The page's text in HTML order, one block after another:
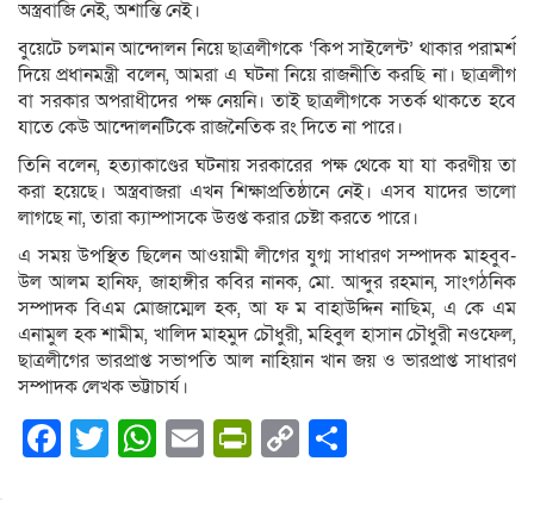
অস্ত্রবাজি নেই, অশান্তি নেই।
বুয়েটে চলমান আন্দোলন নিয়ে ছাত্রলীগকে ‘কিপ সাইলেন্ট’ থাকার পরামর্শ
দিয়ে প্রধানমন্ত্রী বলেন, আমরা এ ঘটনা নিয়ে রাজনীতি করছি না। ছাত্রলীগ
বা সরকার অপরাধীদের পক্ষ নেয়নি। তাই ছাত্রলীগকে সতর্ক থাকতে হবে
যাতে কেউ আন্দোলনটিকে রাজনৈতিক রং দিতে না পারে।
তিনি বলেন, হত্যাকাণ্ডের ঘটনায় সরকারের পক্ষ থেকে যা যা করণীয় তা
করা হয়েছে। অস্ত্রবাজরা এখন শিক্ষাপ্রতিষ্ঠানে নেই। এসব যাদের ভালো
লাগছে না, তারা ক্যাম্পাসকে উত্তপ্ত করার চেষ্টা করতে পারে।
এ সময় উপস্থিত ছিলেন আওয়ামী লীগের যুগ্ম সাধারণ সম্পাদক মাহবুব-
উল আলম হানিফ, জাহাঙ্গীর কবির নানক, মো. আব্দুর রহমান, সাংগঠনিক
সম্পাদক বিএম মোজাম্মেল হক, আ ফ ম বাহাউদ্দিন নাছিম, এ কে এম
এনামুল হক শামীম, খালিদ মাহমুদ চৌধুরী, মহিবুল হাসান চৌধুরী নওফেল,
ছাত্রলীগের ভারপ্রাপ্ত সভাপতি আল নাহিয়ান খান জয় ও ভারপ্রাপ্ত সাধারণ
সম্পাদক লেখক ভট্টাচার্য।
Facebook
Twitter
WhatsApp
EmailPrintFriendly
Copy